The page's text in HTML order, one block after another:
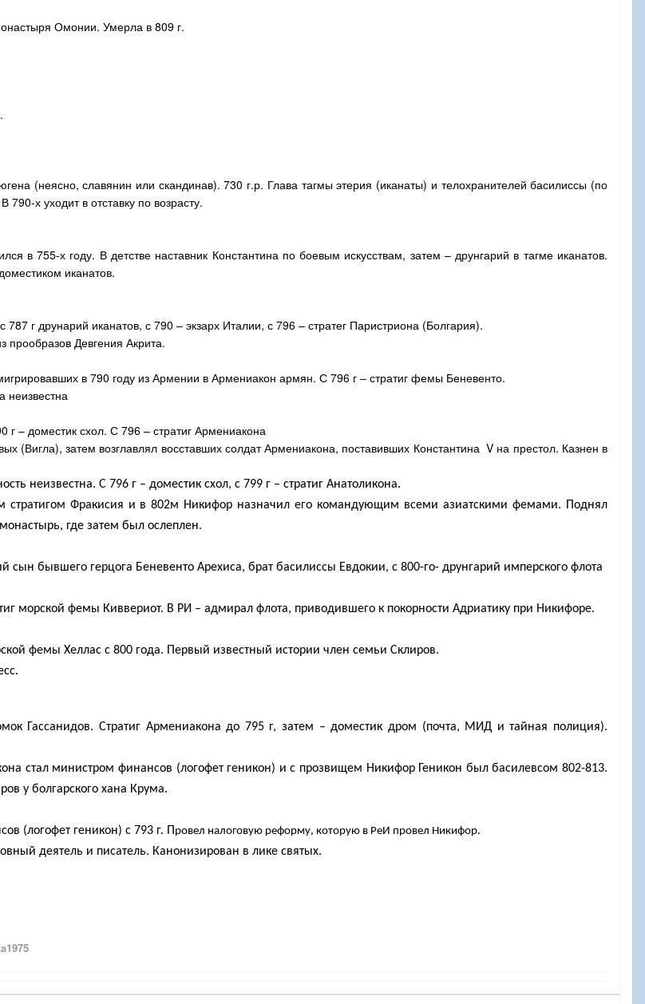
Омонии. Умерла в 809 г.
(неясно, славянин или скандинав). 730 г.р. Глава тагмы этерия (иканаты) и телохранителей басилиссы (по
х уходит в отставку по возрасту.
в 755-х году. В детстве наставник Константина по боевым искусствам, затем – друнгарий в тагме иканатов.
иканатов.
787 г друнарий иканатов, с 790 – экзарх Италии, с 796 – стратег Паристриона (Болгария).
Девгения Акрита.
в 790 году из Армении в Армениакон армян. С 796 г – стратиг фемы Беневенто.
неизвестна
г – доместик схол. С 796 – стратиг Армениакона
(Вигла), затем возглавлял восставших солдат Армениакона, поставивших Константина V на престол. Казнен в
неизвестна. С 796 г – доместик схол, с 799 г – стратиг Анатоликона.
стратигом Фракисия и в 802м Никифор назначил его командующим всеми азиатскими фемами. Поднял
где затем был ослеплен.
сын бывшего герцога Беневенто Арехиса, брат басилиссы Евдокии, с 800-го- друнгарий имперского флота
морской фемы Киввериот. В РИ – адмирал флота, приводившего к покорности Адриатику при Никифоре.
фемы Хеллас с 800 года. Первый известный истории член семьи Склиров.
Гассанидов. Стратиг Армениакона до 795 г, затем – доместик дром (почта, МИД и тайная полиция).
стал министром финансов (логофет геникон) и с прозвищем Никифор Геникон был басилевсом 802-813.
у болгарского хана Крума.
(логофет геникон) с 793 г. П ровел налоговую реформу, которую в РеИ провел Никифор.
деятель и писатель. Канонизирован в лике святых.